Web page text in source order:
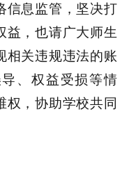
信息监管，坚决打
益，也请广大师生
相关违规违法的账
、权益受损等情
权，协助学校共同